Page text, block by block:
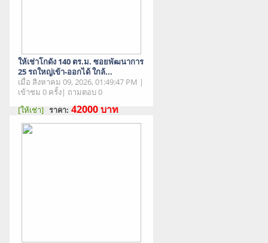
ให้เช่าโกดัง 140 ตร.ม. ซอยพัฒนาการ
25 รถใหญ่เข้า-ออกได้ ใกล้...
เมื่อ สิงหาคม 09, 2026, 01:49:47 PM |
เข้าชม 0 ครั้ง| ถามตอบ 0
[ให้เช่า] ราคา: 42000บาท